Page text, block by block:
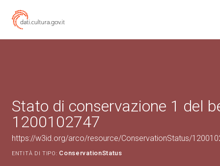
Stato di conservazione 1 del
1200102747
https://w3id.org/arco/resource/ConservationStatus/
ENTITÀ DI TIPO: ConservationStatus